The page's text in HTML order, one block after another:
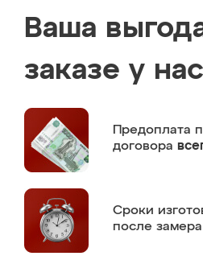
Ваша
заказе у нас
Предоплата
договора
Сроки
после замера